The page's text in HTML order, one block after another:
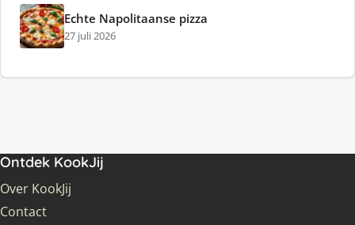
Echte Napolitaanse pizza
27 juli 2026
Ontdek KookJij
Over KookJij
Contact